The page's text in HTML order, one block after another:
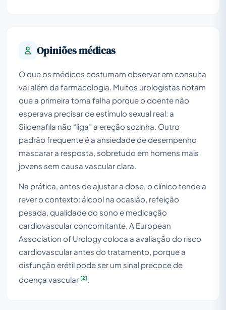
Opiniões médicas
O que os médicos costumam observar em consulta
vai além da farmacologia. Muitos urologistas notam
que a primeira toma falha porque o doente não
esperava precisar de estímulo sexual real: a
Sildenafila não “liga” a ereção sozinha. Outro
padrão frequente é a ansiedade de desempenho
mascarar a resposta, sobretudo em homens mais
jovens sem causa vascular clara.
Na prática, antes de ajustar a dose, o clínico tende a
rever o contexto: álcool na ocasião, refeição
pesada, qualidade do sono e medicação
cardiovascular concomitante. A European
Association of Urology coloca a avaliação do risco
cardiovascular antes do tratamento, porque a
disfunção erétil pode ser um sinal precoce de
doença vascular [2]